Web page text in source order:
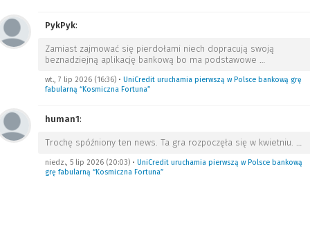
PykPyk:
Zamiast zajmować się pierdołami niech dopracują swoją
beznadziejną aplikację bankową bo ma podstawowe …
wt., 7 lip 2026 (16:36) • UniCredit uruchamia pierwszą w Polsce bankową grę
fabularną “Kosmiczna Fortuna”
human1:
Trochę spóźniony ten news. Ta gra rozpoczęła się w kwietniu. …
niedz., 5 lip 2026 (20:03) • UniCredit uruchamia pierwszą w Polsce bankową
grę fabularną “Kosmiczna Fortuna”